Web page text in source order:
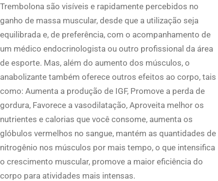
Trembolona são visíveis e rapidamente percebidos no
ganho de massa muscular, desde que a utilização seja
equilibrada e, de preferência, com o acompanhamento de
um médico endocrinologista ou outro profissional da área
de esporte. Mas, além do aumento dos músculos, o
anabolizante também oferece outros efeitos ao corpo, tais
como: Aumenta a produção de IGF, Promove a perda de
gordura, Favorece a vasodilatação, Aproveita melhor os
nutrientes e calorias que você consome, aumenta os
glóbulos vermelhos no sangue, mantém as quantidades de
nitrogênio nos músculos por mais tempo, o que intensifica
o crescimento muscular, promove a maior eficiência do
corpo para atividades mais intensas.